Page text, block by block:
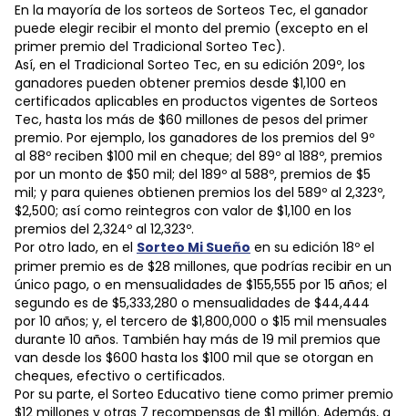
En la mayoría de los sorteos de Sorteos Tec, el ganador
puede elegir recibir el monto del premio (excepto en el
primer premio del Tradicional Sorteo Tec).
Así, en el Tradicional Sorteo Tec, en su edición 209º, los
ganadores pueden obtener premios desde $1,100 en
certificados aplicables en productos vigentes de Sorteos
Tec, hasta los más de $60 millones de pesos del primer
premio. Por ejemplo, los ganadores de los premios del 9º
al 88º reciben $100 mil en cheque; del 89º al 188º, premios
por un monto de $50 mil; del 189º al 588º, premios de $5
mil; y para quienes obtienen premios los del 589º al 2,323º,
$2,500; así como reintegros con valor de $1,100 en los
premios del 2,324º al 12,323º.
Por otro lado, en el Sorteo Mi Sueño en su edición 18º el
primer premio es de $28 millones, que podrías recibir en un
único pago, o en mensualidades de $155,555 por 15 años; el
segundo es de $5,333,280 o mensualidades de $44,444
por 10 años; y, el tercero de $1,800,000 o $15 mil mensuales
durante 10 años. También hay más de 19 mil premios que
van desde los $600 hasta los $100 mil que se otorgan en
cheques, efectivo o certificados.
Por su parte, el Sorteo Educativo tiene como primer premio
$12 millones y otras 7 recompensas de $1 millón. Además, a